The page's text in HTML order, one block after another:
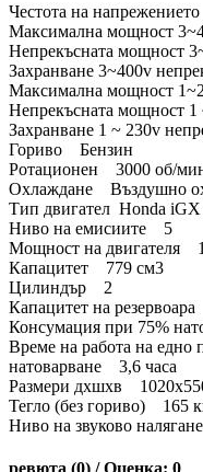
Честота на
Максимална мощност
Непрекъсната мощност
Захранване 3~400v
Максимална мощност
Непрекъсната мощност
Захранване 1 ~ 230v
Гориво Бензин
Ротационен 3000 об/
Охлаждане Въздушно
Тип двигател Honda iGX
Ниво на емисиите 5
Мощност на двигателя
Капацитет 779 см3
Цилиндър 2
Капацитет на
Консумация при 75%
Време на работа на едно
натоварване 3,6 часа
Размери дхшхв
Тегло (без гориво) 165
Ниво на звуково